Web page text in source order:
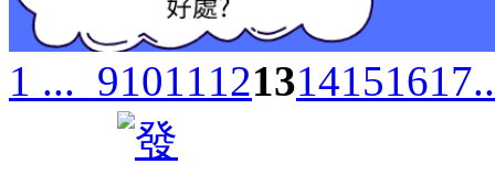
1 ... 91011121314151617